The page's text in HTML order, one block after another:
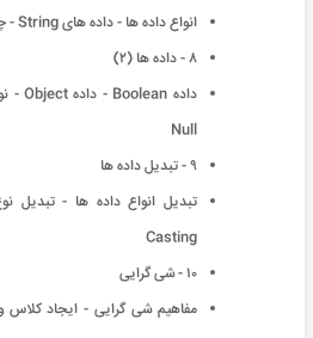
انواع داده ها - داده های String - چاپ کاراکتری از یک رشته
٨ - داده ها (٢)
Null
٩ - تبدیل داده ها
تبدیل انواع داده ها - تبدیل
Casting
١٠ - شی گرایی
مفاهیم شی گرایی - ایجاد